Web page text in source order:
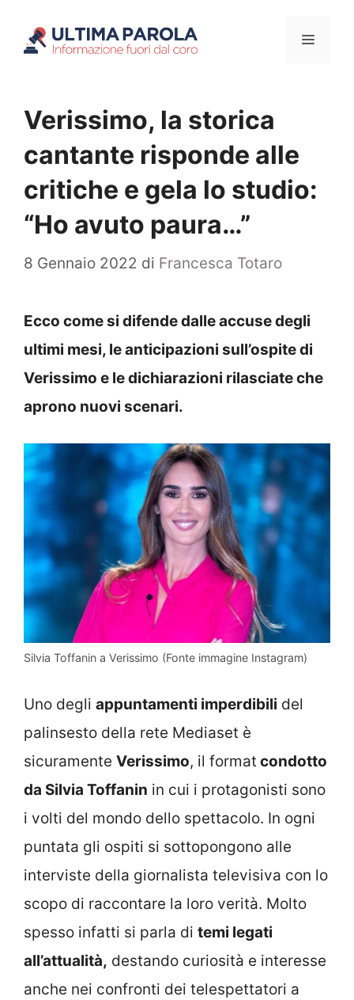
Menu
Verissimo, la storica
cantante risponde alle
critiche e gela lo studio:
“Ho avuto paura…”
8 Gennaio 2022 di Francesca Totaro
Ecco come si difende dalle accuse degli
ultimi mesi, le anticipazioni sull’ospite di
Verissimo e le dichiarazioni rilasciate che
aprono nuovi scenari.
Silvia Toffanin a Verissimo (Fonte immagine Instagram)
Uno degli appuntamenti imperdibili del
palinsesto della rete Mediaset è
sicuramente Verissimo, il format condotto
da Silvia Toffanin in cui i protagonisti sono
i volti del mondo dello spettacolo. In ogni
puntata gli ospiti si sottopongono alle
interviste della giornalista televisiva con lo
scopo di raccontare la loro verità. Molto
spesso infatti si parla di temi legati
all’attualità, destando curiosità e interesse
anche nei confronti dei telespettatori a